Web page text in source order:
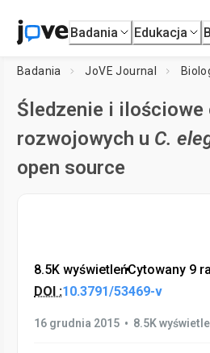
Badania Edukacja
Badania JoVE Journal
Śledzenie i
rozwojowych u C.
open source
8.5K wyświetleń•Cytowany 9
DOI :10.3791/53469-v
16 grudnia 2015 • 8.5K